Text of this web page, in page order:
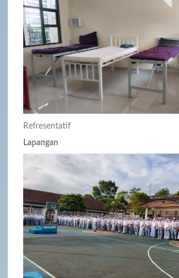
Refresentatif
Lapangan